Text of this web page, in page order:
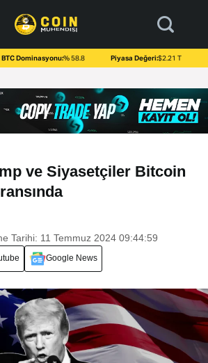
BTC Dominasyonu:% 58.8 Piyasa Değeri:$2.21 T
ve Siyasetçiler Bitcoin
Tarihi: 11 Temmuz 2024 09:44:59
Google News